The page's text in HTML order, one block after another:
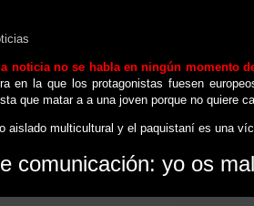
noticia no se habla en ningún momento
en la que los protagonistas fuesen
que matar a a una joven porque no quiere
aislado multicultural y el paquistaní es una
comunicación: yo os